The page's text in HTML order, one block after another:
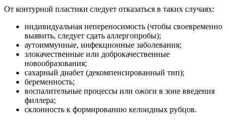
От контурной пластики следует отказаться в таких случаях:
индивидуальная непереносимость (чтобы своевременно
выявить, следует сдать аллергопробы);
аутоиммунные, инфекционные заболевания;
злокачественные или доброкачественные
новообразования;
сахарный диабет (декомпенсированный тип);
беременность;
воспалительные процессы или ожоги в зоне введения
филлера;
склонность к формированию келоидных рубцов.